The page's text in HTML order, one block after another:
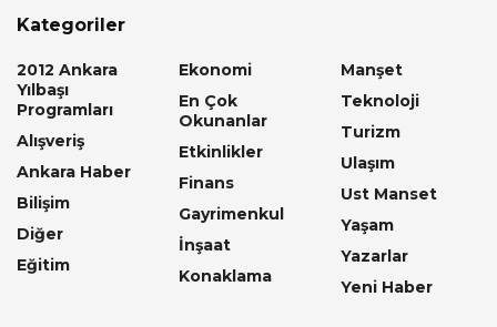
Kategoriler
2012 Ankara
Yılbaşı
Programları
Alışveriş
Ankara Haber
Bilişim
Diğer
Eğitim
Ekonomi
En Çok
Okunanlar
Etkinlikler
Finans
Gayrimenkul
İnşaat
Konaklama
Manşet
Teknoloji
Turizm
Ulaşım
Ust Manset
Yaşam
Yazarlar
Yeni Haber